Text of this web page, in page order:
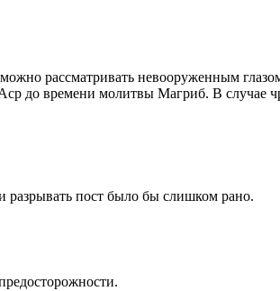
рассматривать невооруженным
до времени молитвы Магриб. В случае
разрывать пост было бы слишком рано.